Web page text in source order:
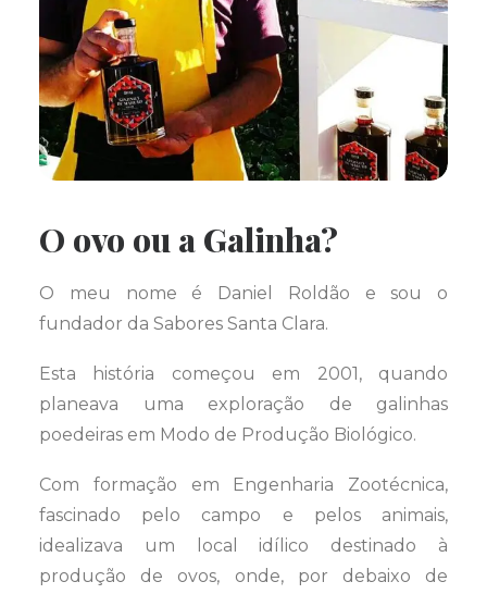
O ovo ou a Galinha?
O meu nome é Daniel Roldão e sou o
fundador da Sabores Santa Clara.
Esta história começou em 2001, quando
planeava uma exploração de galinhas
poedeiras em Modo de Produção Biológico.
Com formação em Engenharia Zootécnica,
fascinado pelo campo e pelos animais,
idealizava um local idílico destinado à
produção de ovos, onde, por debaixo de